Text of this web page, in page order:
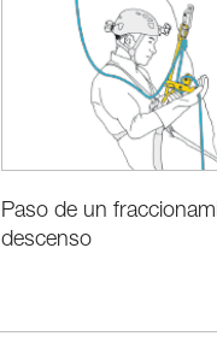
Paso de un
descenso